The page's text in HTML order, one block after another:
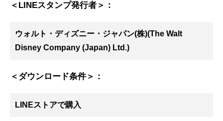
＜LINEスタンプ発行者＞：
ウォルト・ディズニー・ジャパン(株)(The Walt
Disney Company (Japan) Ltd.)
＜ダウンロード条件＞：
LINEストアで購入